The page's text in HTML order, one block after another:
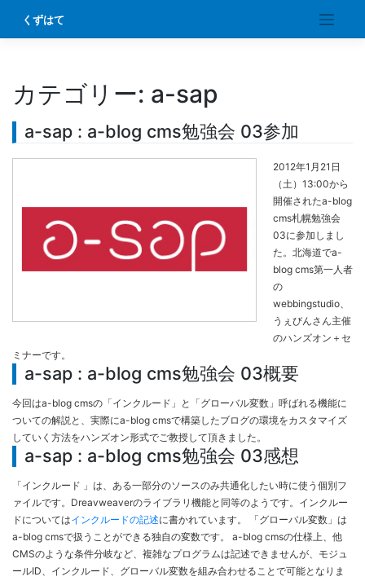
content
くずはて
カテゴリー: a-sap
a-sap : a-blog cms勉強会 03参加
2012年1月21日
（土）13:00から
開催されたa-blog
cms札幌勉強会
03に参加しまし
た。北海道でa-
blog cms第一人者
の
webbingstudio、
うぇびんさん主催
のハンズオン＋セ
ミナーです。
a-sap : a-blog cms勉強会 03概要
今回はa-blog cmsの「インクルード」と「グローバル変数」呼ばれる機能に
ついての解説と、実際にa-blog cmsで構築したブログの環境をカスタマイズ
していく方法をハンズオン形式でご教授して頂きました。
a-sap : a-blog cms勉強会 03感想
「インクルード 」は、ある一部分のソースのみ共通化したい時に使う個別フ
ァイルです。Dreavweaverのライブラリ機能と同等のようです。インクルー
ドについてはインクルードの記述に書かれています。 「グローバル変数」は
a-blog cmsで扱うことができる独自の変数です。 a-blog cmsの仕様上、他
CMSのような条件分岐など、複雑なプログラムは記述できませんが、モジュ
ールID、インクルード、グローバル変数を組み合わせることで可能となりま